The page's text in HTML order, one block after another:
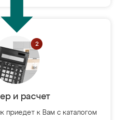
и расчет
приедет к Вам с каталогом